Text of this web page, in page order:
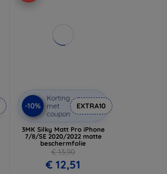
-10%
Korting
met
coupon
EXTRA10
3MK Silky Matt Pro iPhone
7/8/SE 2020/2022 matte
beschermfolie
€ 13,90
€ 12,51